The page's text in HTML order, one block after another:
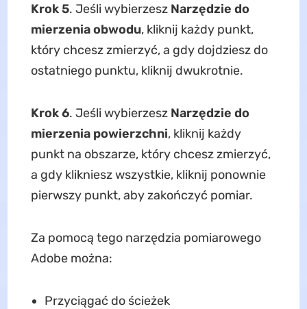
Krok 5. Jeśli wybierzesz Narzędzie do
mierzenia obwodu, kliknij każdy punkt,
który chcesz zmierzyć, a gdy dojdziesz do
ostatniego punktu, kliknij dwukrotnie.
Krok 6. Jeśli wybierzesz Narzędzie do
mierzenia powierzchni, kliknij każdy
punkt na obszarze, który chcesz zmierzyć,
a gdy klikniesz wszystkie, kliknij ponownie
pierwszy punkt, aby zakończyć pomiar.
Za pomocą tego narzędzia pomiarowego
Adobe można:
Przyciągać do ścieżek